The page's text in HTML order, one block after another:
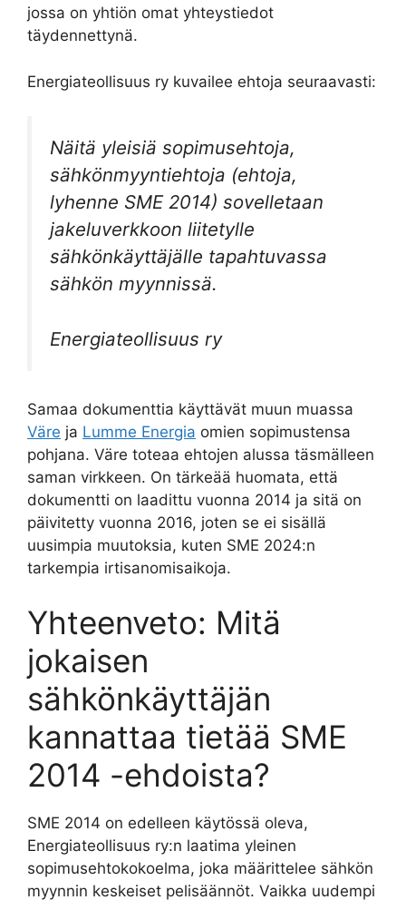
jossa on yhtiön omat yhteystiedot
täydennettynä.
Energiateollisuus ry kuvailee ehtoja seuraavasti:
Näitä yleisiä sopimusehtoja,
sähkönmyyntiehtoja (ehtoja,
lyhenne SME 2014) sovelletaan
jakeluverkkoon liitetylle
sähkönkäyttäjälle tapahtuvassa
sähkön myynnissä.
Energiateollisuus ry
Samaa dokumenttia käyttävät muun muassa
Väre ja Lumme Energia omien sopimustensa
pohjana. Väre toteaa ehtojen alussa täsmälleen
saman virkkeen. On tärkeää huomata, että
dokumentti on laadittu vuonna 2014 ja sitä on
päivitetty vuonna 2016, joten se ei sisällä
uusimpia muutoksia, kuten SME 2024:n
tarkempia irtisanomisaikoja.
Yhteenveto: Mitä
jokaisen
sähkönkäyttäjän
kannattaa tietää SME
2014 -ehdoista?
SME 2014 on edelleen käytössä oleva,
Energiateollisuus ry:n laatima yleinen
sopimusehtokokoelma, joka määrittelee sähkön
myynnin keskeiset pelisäännöt. Vaikka uudempi